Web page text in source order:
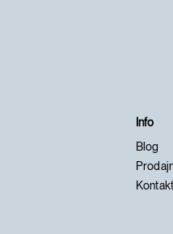
Info
Blog
Kontakt